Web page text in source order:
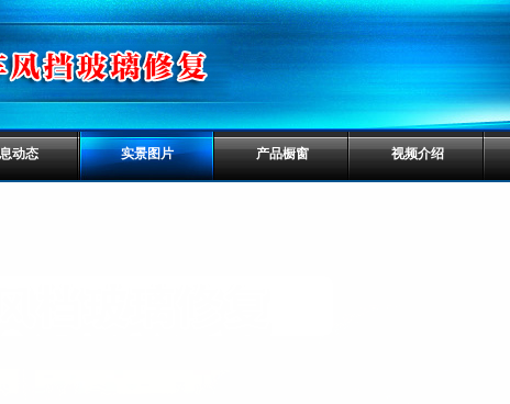
动态 实景图片 产品橱窗 视频介绍